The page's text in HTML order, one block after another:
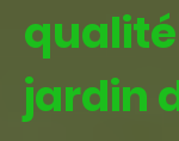
jardin